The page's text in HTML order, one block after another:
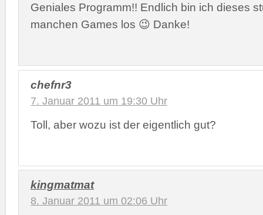
Geniales Programm!! Endlich bin ich dieses
manchen Games los 😉 Danke!
chefnr3
7. Januar 2011 um 19:30 Uhr
Toll, aber wozu ist der eigentlich gut?
kingmatmat
8. Januar 2011 um 02:06 Uhr